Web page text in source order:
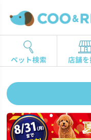
ペット検索 店舗を